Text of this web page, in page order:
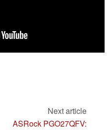
Next article
ASRock PGO27QFV: